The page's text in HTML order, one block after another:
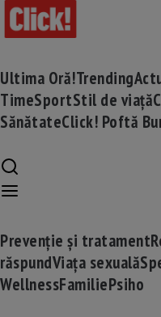
Ultima Oră!Trending
TimeSportStil de viață
SănătateClick! Poftă
Prevenție și tratament
răspundViața sexuală
WellnessFamiliePsiho